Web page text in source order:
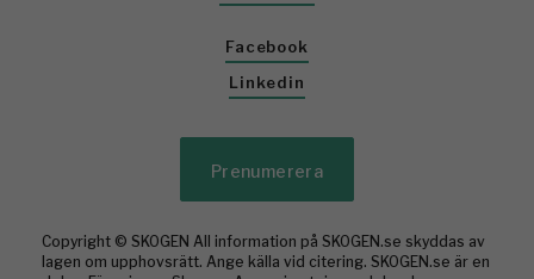
Facebook
Linkedin
Prenumerera
Copyright © SKOGEN All information på SKOGEN.se skyddas av
lagen om upphovsrätt. Ange källa vid citering. SKOGEN.se är en